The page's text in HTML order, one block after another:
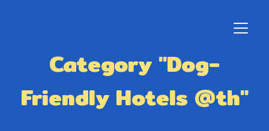
Category "Dog-
Friendly Hotels @th"